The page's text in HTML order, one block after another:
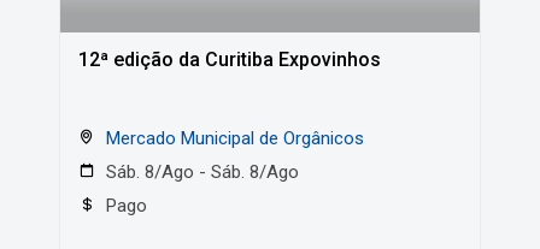
12ª edição da Curitiba Expovinhos
Mercado Municipal de Orgânicos
Sáb. 8/Ago - Sáb. 8/Ago
Pago